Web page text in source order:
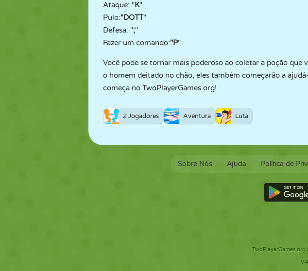
Ataque: "K"
Pulo:"DOTT"
Defesa: ";"
Fazer um comando:"P"
Você pode se tornar mais poderoso ao coletar a poção
o homem deitado no chão, eles também começarão a
começa no TwoPlayerGames.org!
2 Jogadores Aventura Luta
Sobre Nós Ajuda Política de